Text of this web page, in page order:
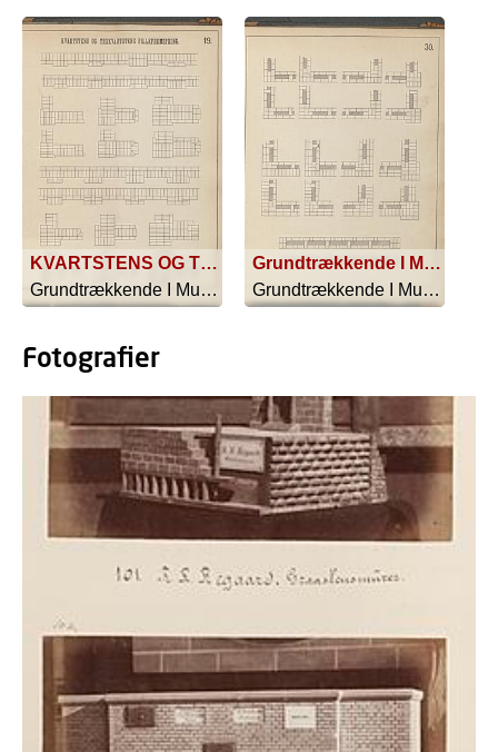
KVARTSTENS OG TREKVARTSTENS PILLEFREMSPRING
Grundtrækkende I Murstens-Forbindelser - 1885
Grundtrækkende I Murstens-Forbindelser
Grundtrækkende I Murstens-Forbindelser - 1885
Fotografier